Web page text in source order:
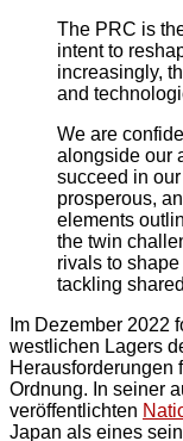
The PRC is
intent to
increasingly,
and
We are
alongside our
succeed in
prosperous,
elements
the twin
rivals to
tackling
Im Dezember 2022
westlichen Lagers
Herausforderungen
Ordnung. In seiner
veröffentlichten
Japan als eines